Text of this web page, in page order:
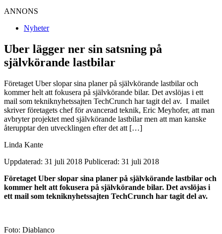
ANNONS
Nyheter
Uber lägger ner sin satsning på
självkörande lastbilar
Företaget Uber slopar sina planer på självkörande lastbilar och
kommer helt att fokusera på självkörande bilar. Det avslöjas i ett
mail som tekniknyhetssajten TechCrunch har tagit del av. I mailet
skriver företagets chef för avancerad teknik, Eric Meyhofer, att man
avbryter projektet med självkörande lastbilar men att man kanske
återupptar den utvecklingen efter det att […]
Linda Kante
Uppdaterad: 31 juli 2018 Publicerad: 31 juli 2018
Företaget Uber slopar sina planer på självkörande lastbilar och
kommer helt att fokusera på självkörande bilar. Det avslöjas i
ett mail som tekniknyhetssajten TechCrunch har tagit del av.
Foto: Diablanco